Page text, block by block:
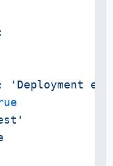
'Deployment